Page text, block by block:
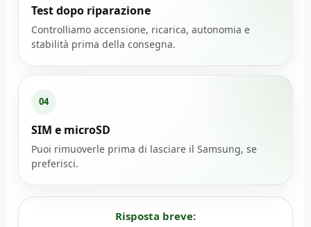
Test dopo riparazione
Controlliamo accensione, ricarica, autonomia e
stabilità prima della consegna.
04
SIM e microSD
Puoi rimuoverle prima di lasciare il Samsung, se
preferisci.
Risposta breve: